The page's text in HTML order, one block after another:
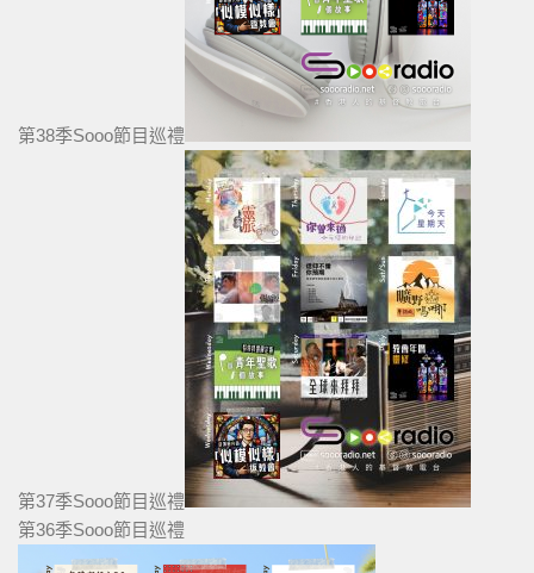
第38季Sooo節目巡禮
第37季Sooo節目巡禮
第36季Sooo節目巡禮